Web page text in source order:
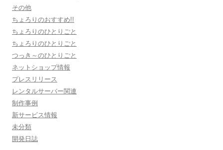
その他
ちょろりのおすすめ!!
ちょろりのひとりごと
ちょろりのひとりごと
つっき～のひとりごと
ネットショップ情報
プレスリリース
レンタルサーバー関連
制作事例
新サービス情報
未分類
開発日誌